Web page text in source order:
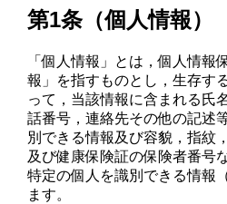
第1条（個人情報）
「個人情報」とは，個人情報
報」を指すものとし，生存す
って，当該情報に含まれる氏
話番号，連絡先その他の記述
別できる情報及び容貌，指紋
及び健康保険証の保険者番号
特定の個人を識別できる情報
ます。